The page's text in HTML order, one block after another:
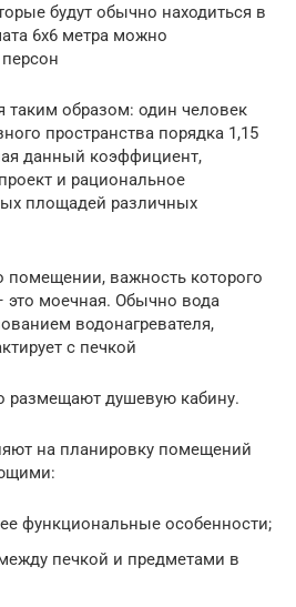
будут обычно находиться в
6х6 метра можно
таким образом: один человек
пространства порядка 1,15
данный коэффициент,
и рациональное
площадей различных
помещении, важность которого
это моечная. Обычно вода
водонагревателя,
с печкой
размещают душевую кабину.
на планировку помещений
функциональные особенности;
печкой и предметами в